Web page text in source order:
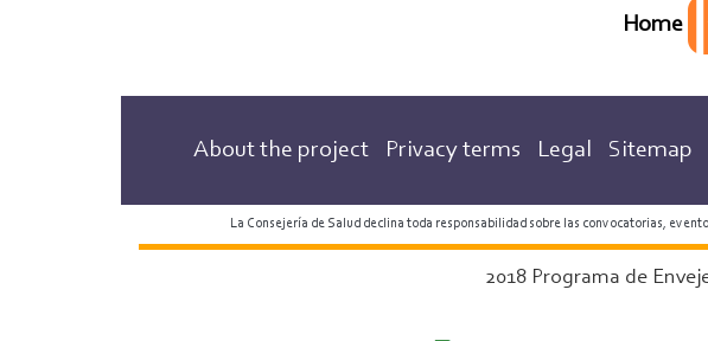
Home
About the project Privacy terms Legal Sitemap
La Consejería de Salud declina toda responsabilidad sobre las convocatorias,
2018 Programa de